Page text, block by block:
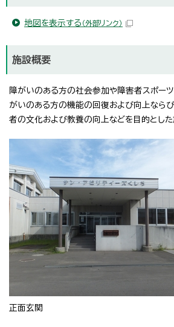
地図を表示する （外部リンク）
施設概要
障がいのある方の社会参加や障害者スポー
がいのある方の機能の回復および向上なら
者の文化および教養の向上などを目的とした
正面玄関